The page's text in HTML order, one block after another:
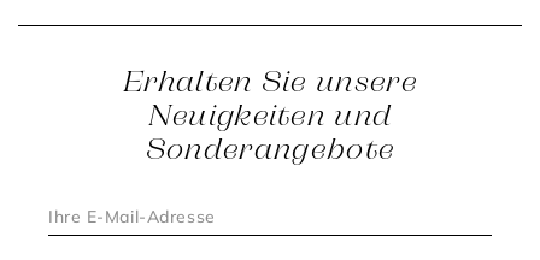
Frauen, die Wert auf eine durchdachte Capsule Wardrobe
lassen und sowohl zu Stoffhosen als auch zu Jeans oder
Kleidern harmonieren.
Blazer Damen - vielseitige Klassiker mit femininer
ebenso selbstverständlich wie moderne Casual-Looks.
Dezente Farben wie Schwarz, Beige, Creme oder Dunkelblau
Erhalten Sie unsere
Neuigkeiten und
Sonderangebote